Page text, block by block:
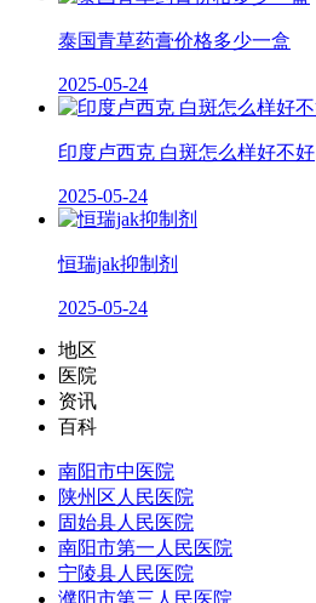
泰国青草药膏价格多少一盒
2025-05-24
印度卢西克 白斑怎么样好不好
2025-05-24
恒瑞jak抑制剂
2025-05-24
地区
医院
资讯
百科
南阳市中医院
陕州区人民医院
固始县人民医院
南阳市第一人民医院
宁陵县人民医院
濮阳市第三人民医院